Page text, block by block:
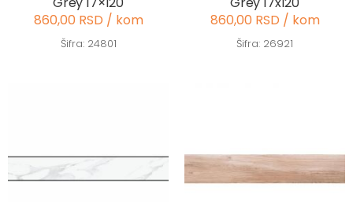
860,00 RSD / kom
Šifra: 24801
860,00 RSD / kom
Šifra: 26921